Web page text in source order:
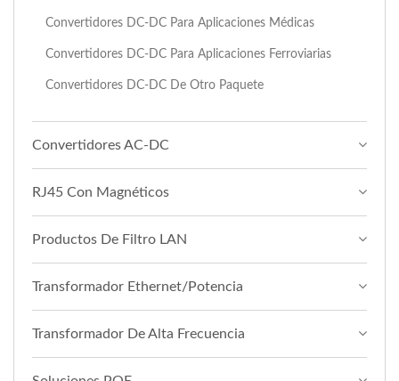
Convertidores DC-DC Para Aplicaciones Médicas
Convertidores DC-DC Para Aplicaciones Ferroviarias
Convertidores DC-DC De Otro Paquete
Convertidores AC-DC
RJ45 Con Magnéticos
Productos De Filtro LAN
Transformador Ethernet/Potencia
Transformador De Alta Frecuencia